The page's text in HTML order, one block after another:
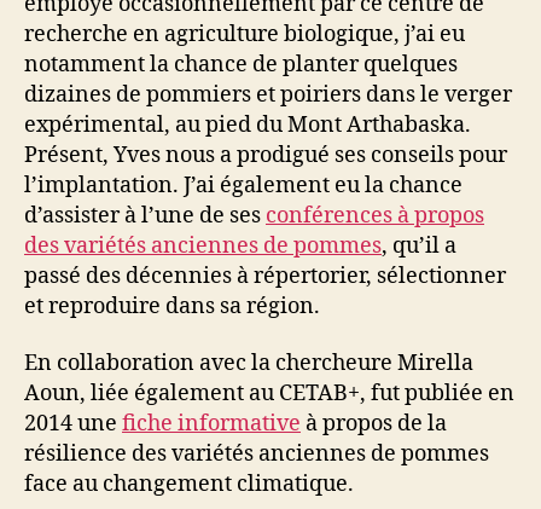
recherche en agriculture biologique, j’ai eu
notamment la chance de planter quelques
dizaines de pommiers et poiriers dans le verger
expérimental, au pied du Mont Arthabaska.
Présent, Yves nous a prodigué ses conseils pour
l’implantation. J’ai également eu la chance
d’assister à l’une de ses conférences à propos
des variétés anciennes de pommes, qu’il a
passé des décennies à répertorier, sélectionner
et reproduire dans sa région.
En collaboration avec la chercheure Mirella
Aoun, liée également au CETAB+, fut publiée en
2014 une fiche informative à propos de la
résilience des variétés anciennes de pommes
face au changement climatique.